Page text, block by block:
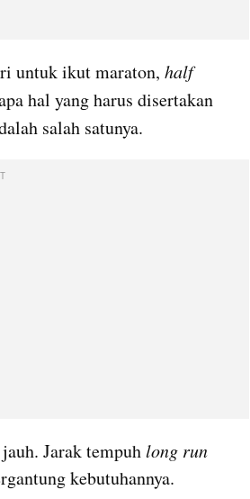
untuk ikut maraton, half
hal yang harus disertakan
salah satunya.
Jarak tempuh
kebutuhannya.